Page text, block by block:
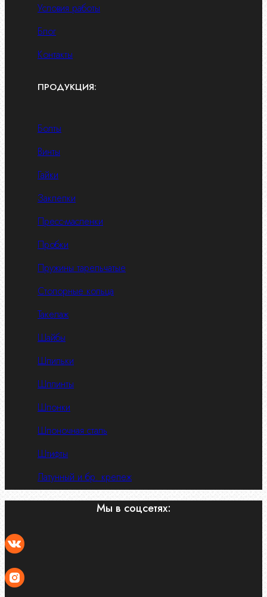
Условия работы
Блог
Контакты
ПРОДУКЦИЯ:
Болты
Винты
Гайки
Заклепки
Пресс-масленки
Пробки
Пружины тарельчатые
Стопорные кольца
Такелаж
Шайбы
Шпильки
Шплинты
Шпонки
Шпоночная сталь
Штифты
Латунный и бр. крепеж
Мы в соцсетях: